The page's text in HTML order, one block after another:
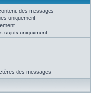
des messages
uniquement
sujets uniquement
des messages